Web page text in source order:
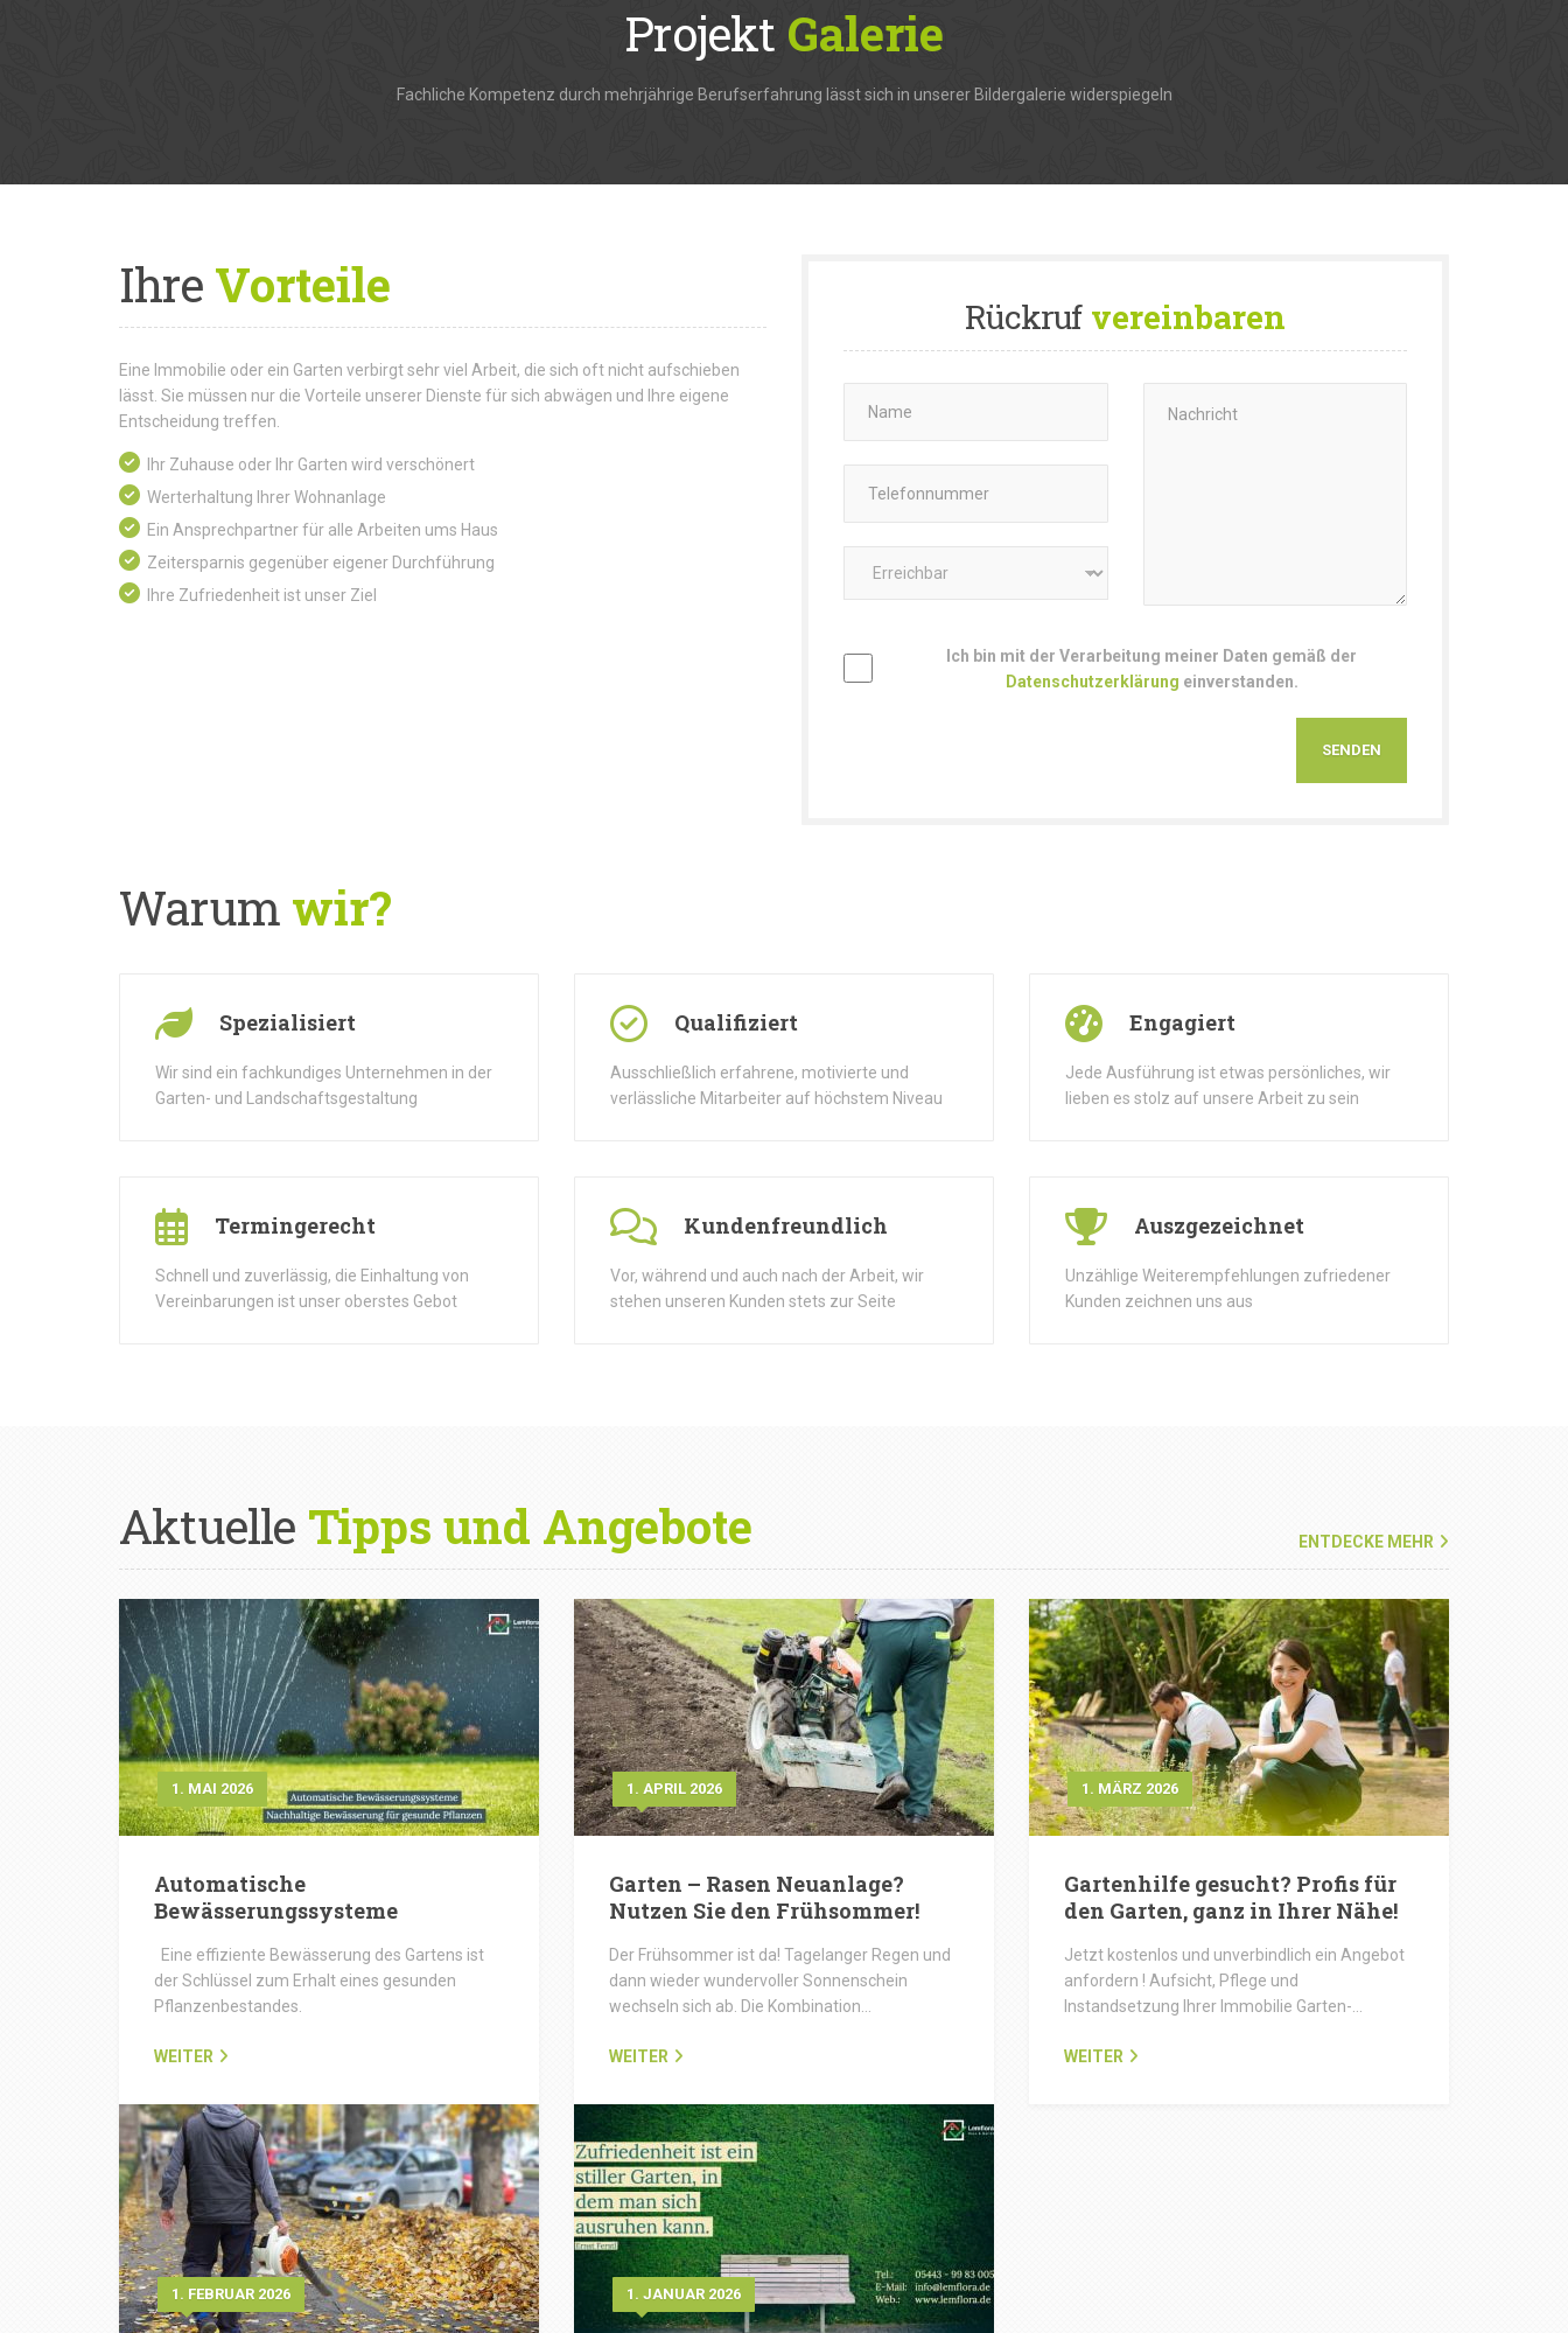
Projekt Galerie
Fachliche Kompetenz durch mehrjährige Berufserfahrung lässt sich in unserer Bildergalerie widerspiegeln
IhreVorteile
Eine Immobilie oder ein Garten verbirgt sehr viel Arbeit, die sich oft nicht aufschieben
lässt. Sie müssen nur die Vorteile unserer Dienste für sich abwägen und Ihre eigene
Entscheidung treffen.
Ihr Zuhause oder Ihr Garten wird verschönert
Werterhaltung Ihrer Wohnanlage
Ein Ansprechpartner für alle Arbeiten ums Haus
Zeitersparnis gegenüber eigener Durchführung
Ihre Zufriedenheit ist unser Ziel
Rückrufvereinbaren
Ich bin mit der Verarbeitung meiner Daten gemäß der
Datenschutzerklärung einverstanden.
Warum wir?
Spezialisiert
Wir sind ein fachkundiges Unternehmen in der
Garten- und Landschaftsgestaltung
Termingerecht
Schnell und zuverlässig, die Einhaltung von
Vereinbarungen ist unser oberstes Gebot
Qualifiziert
Ausschließlich erfahrene, motivierte und
verlässliche Mitarbeiter auf höchstem Niveau
Kundenfreundlich
Vor, während und auch nach der Arbeit, wir
stehen unseren Kunden stets zur Seite
Engagiert
Jede Ausführung ist etwas persönliches, wir
lieben es stolz auf unsere Arbeit zu sein
Auszgezeichnet
Unzählige Weiterempfehlungen zufriedener
Kunden zeichnen uns aus
Aktuelle Tipps und Angebote ENTDECKE MEHR
1. MAI 2026
Automatische
Bewässerungssysteme
Eine effiziente Bewässerung des Gartens ist
der Schlüssel zum Erhalt eines gesunden
Pflanzenbestandes.
WEITER
1. APRIL 2026
Garten – Rasen Neuanlage?
Nutzen Sie den Frühsommer!
Der Frühsommer ist da! Tagelanger Regen und
dann wieder wundervoller Sonnenschein
wechseln sich ab. Die Kombination…
WEITER
1. MÄRZ 2026
Gartenhilfe gesucht? Profis für
den Garten, ganz in Ihrer Nähe!
Jetzt kostenlos und unverbindlich ein Angebot
anfordern ! Aufsicht, Pflege und
Instandsetzung Ihrer Immobilie Garten-…
WEITER
1. FEBRUAR 2026 1. JANUAR 2026